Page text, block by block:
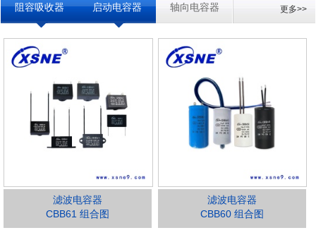
阻容吸收器 启动电容器 轴向电容器 更多>>
滤波电容器
CBB61 组合图
滤波电容器
CBB60 组合图